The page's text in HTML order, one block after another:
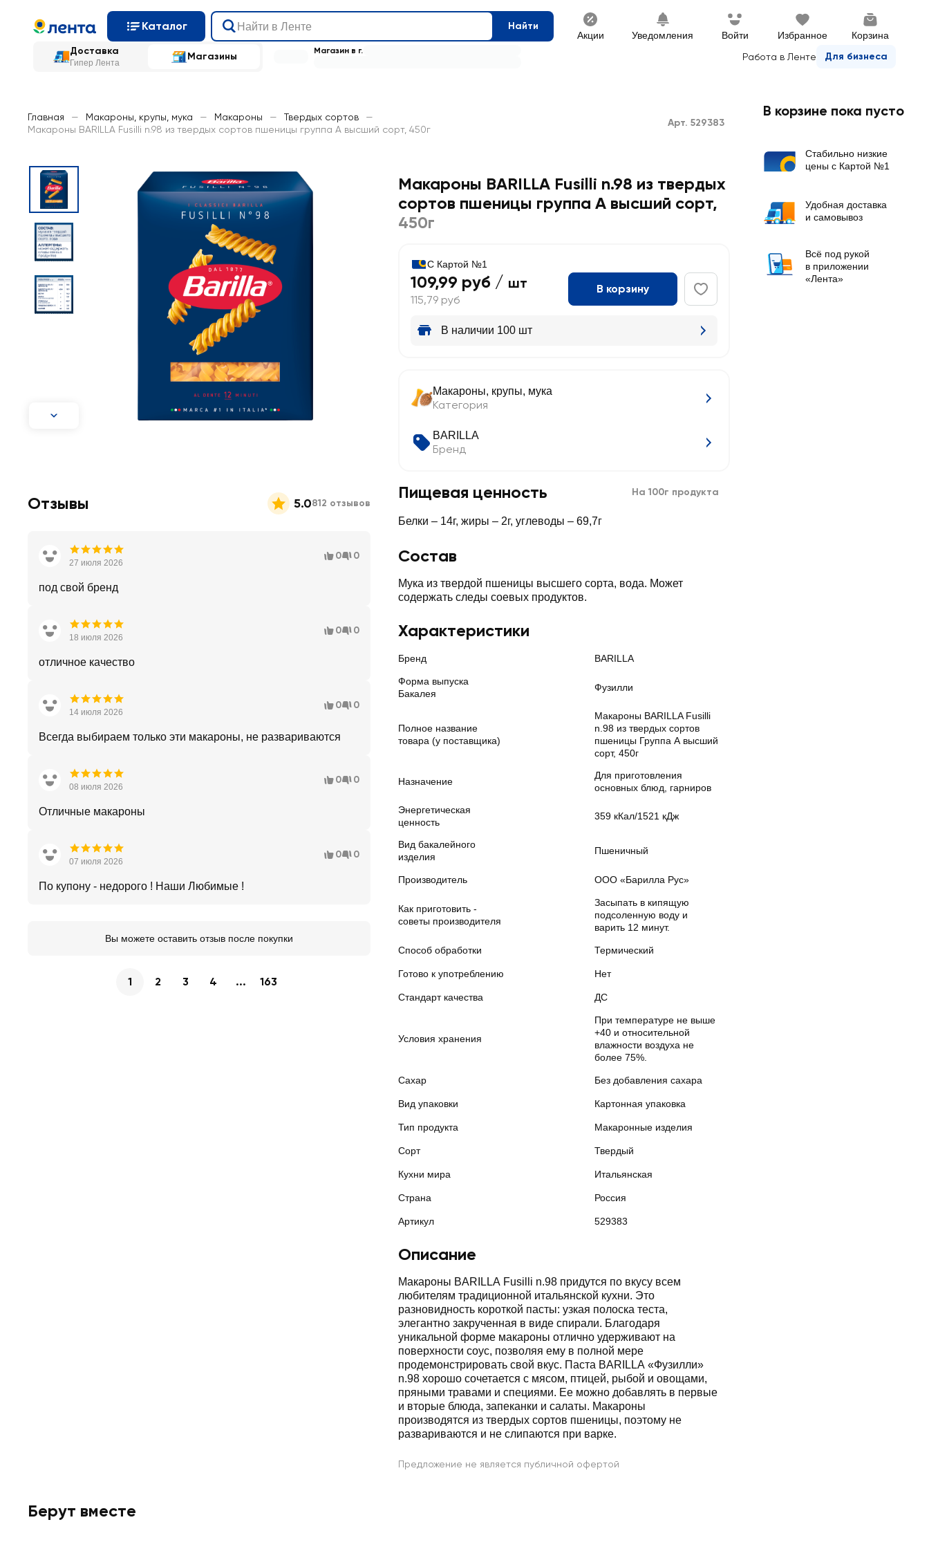
Каталог Найти
Акции Уведомления Войти Избранное Корзина
Доставка
Гипер Лента
Магазины Работа в Ленте Для бизнеса
Магазин в г.
Главная — Макароны, крупы, мука — Макароны — Твердых сортов
—
Макароны BARILLA Fusilli n.98 из твердых сортов пшеницы группа А высший сорт, 450г
Арт. 529383
Макароны BARILLA Fusilli n.98 из твердых
сортов пшеницы группа А высший сорт,
450г
С Картой №1
109,99 руб / шт
115,79 руб
В корзину
В наличии 100 шт
Макароны, крупы, мука
Категория
BARILLA
Бренд
Пищевая ценность На 100г продукта
Белки – 14г, жиры – 2г, углеводы – 69,7г
Состав
Мука из твердой пшеницы высшего сорта, вода. Может
содержать следы соевых продуктов.
Характеристики
Бренд BARILLA
Форма выпуска
Бакалея
Фузилли
Полное название
товара (у поставщика)
Макароны BARILLA Fusilli
n.98 из твердых сортов
пшеницы Группа А высший
сорт, 450г
Назначение
Для приготовления
основных блюд, гарниров
Энергетическая
ценность
359 кКал/1521 кДж
Вид бакалейного
изделия
Пшеничный
Производитель ООО «Барилла Рус»
Как приготовить -
советы производителя
Засыпать в кипящую
подсоленную воду и
варить 12 минут.
Способ обработки Термический
Готово к употреблению Нет
Стандарт качества ДС
Условия хранения
При температуре не выше
+40 и относительной
влажности воздуха не
более 75%.
Сахар Без добавления сахара
Вид упаковки Картонная упаковка
Тип продукта Макаронные изделия
Сорт Твердый
Кухни мира Итальянская
Страна Россия
Артикул 529383
Описание
Макароны BARILLA Fusilli n.98 придутся по вкусу всем
любителям традиционной итальянской кухни. Это
разновидность короткой пасты: узкая полоска теста,
элегантно закрученная в виде спирали. Благодаря
уникальной форме макароны отлично удерживают на
поверхности соус, позволяя ему в полной мере
продемонстрировать свой вкус. Паста BARILLA «Фузилли»
n.98 хорошо сочетается с мясом, птицей, рыбой и овощами,
пряными травами и специями. Ее можно добавлять в первые
и вторые блюда, запеканки и салаты. Макароны
производятся из твердых сортов пшеницы, поэтому не
развариваются и не слипаются при варке.
Предложение не является публичной офертой
Отзывы 5.0812 отзывов
27 июля 2026
0 0
под свой бренд
18 июля 2026
0 0
отличное качество
14 июля 2026
0 0
Всегда выбираем только эти макароны, не развариваются
08 июля 2026
0 0
Отличные макароны
07 июля 2026
0 0
По купону - недорого ! Наши Любимые !
Вы можете оставить отзыв после покупки
1 2 3 4 ... 163
Берут вместе
В корзине пока пусто
Стабильно низкие
цены с Картой №1
Удобная доставка
и самовывоз
Всё под рукой
в приложении
«Лента»